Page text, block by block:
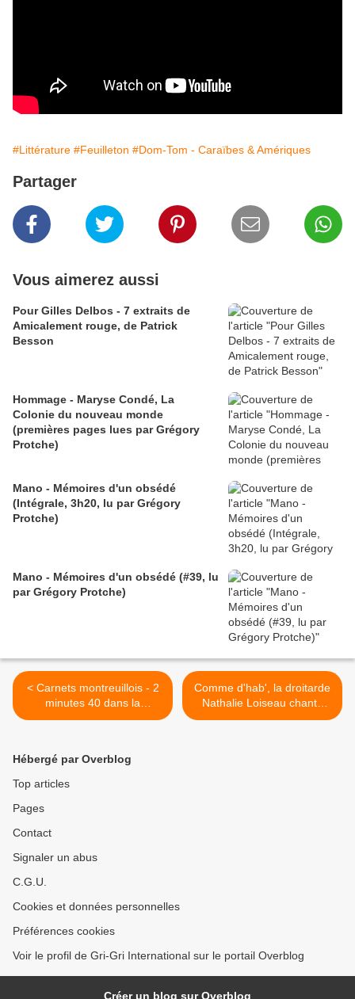
#Littérature #Feuilleton #Dom-Tom - Caraïbes & Amériques
Partager
Vous aimerez aussi
Pour Gilles Delbos - 7 extraits de
Amicalement rouge, de Patrick
Besson
Hommage - Maryse Condé, La
Colonie du nouveau monde
(premières pages lues par Grégory
Protche)
Mano - Mémoires d'un obsédé
(Intégrale, 3h20, lu par Grégory
Protche)
Mano - Mémoires d'un obsédé (#39, lu
par Grégory Protche)
< Carnets montreuillois - 2
minutes 40 dans la
chambre d'Hô Chi Minh
Comme d'hab', la droitarde
Nathalie Loiseau chante
faux >
Hébergé par Overblog
Top articles
Pages
Contact
Signaler un abus
C.G.U.
Cookies et données personnelles
Préférences cookies
Voir le profil de Gri-Gri International sur le portail Overblog
Créer un blog sur Overblog